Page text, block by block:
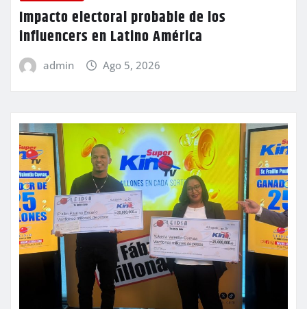
Impacto electoral probable de los
influencers en Latino América
admin Ago 5, 2026